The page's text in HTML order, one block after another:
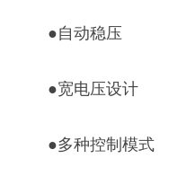
●自动稳压
●宽电压设计
●多种控制模式